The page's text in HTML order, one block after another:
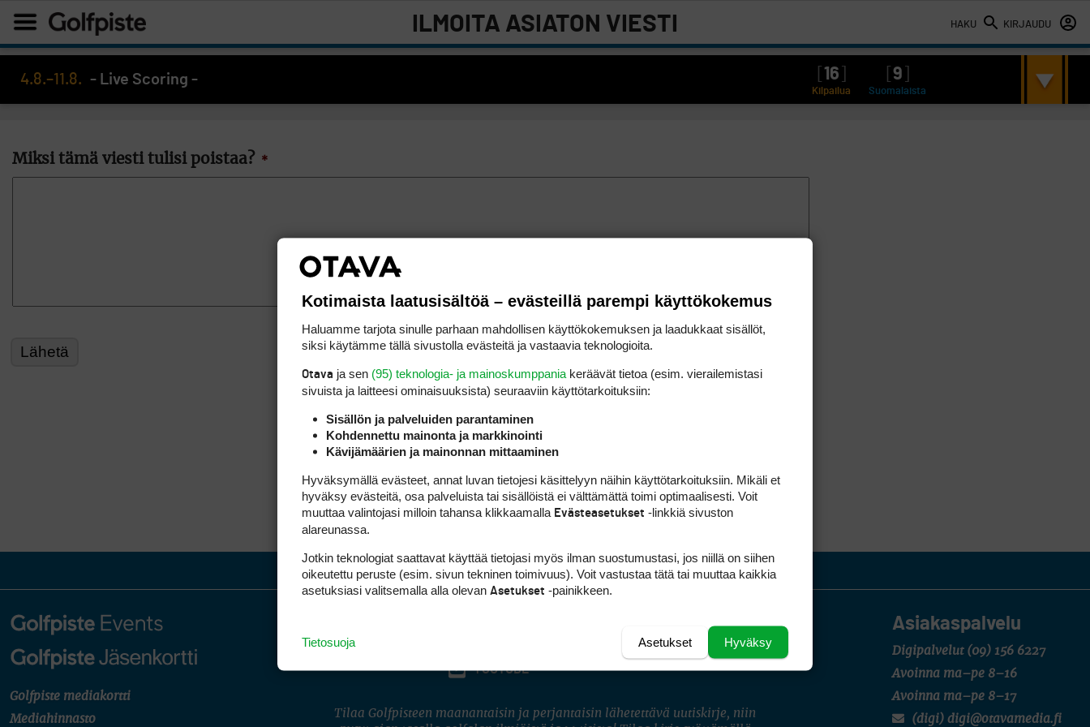
HAKU KIRJAUDU
ILMOITA ASIATON VIESTI
4.8.–11.8. - Live Scoring - 16 9
Kilpailua Suomalaista
Miksi tämä viesti tulisi poistaa? *
Golfpiste mediakortti
Mediahinnasto
Asiakaspalvelu
Digipalvelut (09) 156 6227
Avoinna ma–pe 8–16
Avoinna ma–pe 8–17
(digi) digi@otavamedia.fi
INSTAGRAM
YOUTUBE
Tilaa Golfpisteen maanantaisin ja perjantaisin lähetettävä uutiskirje, niin
Kotimaista laatusisältöä – evästeillä parempi käyttökokemus
Haluamme tarjota sinulle parhaan mahdollisen käyttökokemuksen ja laadukkaat sisällöt,
siksi käytämme tällä sivustolla evästeitä ja vastaavia teknologioita.
Otava ja sen (95) teknologia- ja mainoskumppania keräävät tietoa (esim. vierailemis­tasi
sivuista ja laitteesi ominaisuuk­sista) seuraaviin käyttötarkoituksiin:
Sisällön ja palveluiden parantaminen
Kohdennettu mainonta ja markkinointi
Kävijämäärien ja mainonnan mittaaminen
Hyväksymällä evästeet, annat luvan tietojesi käsittelyyn näihin käyttötarkoituksiin. Mikäli et
hyväksy evästeitä, osa palveluista tai sisällöistä ei välttämättä toimi optimaalisesti. Voit
muuttaa valintojasi milloin tahansa klikkaamalla Evästeasetukset -linkkiä sivuston
alareunassa.
Jotkin teknologiat saattavat käyttää tietojasi myös ilman suostumustasi, jos niillä on siihen
oikeutettu peruste (esim. sivun tekninen toimivuus). Voit vastustaa tätä tai muuttaa kaikkia
asetuksiasi valitsemalla alla olevan Asetukset -painikkeen.
Hyväksy
Asetukset
Tietosuoja